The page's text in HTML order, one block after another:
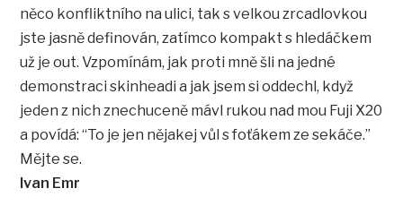
něco konfliktního na ulici, tak s velkou zrcadlovkou
jste jasně definován, zatímco kompakt s hledáčkem
už je out. Vzpomínám, jak proti mně šli na jedné
demonstraci skinheadi a jak jsem si oddechl, když
jeden z nich znechuceně mávl rukou nad mou Fuji X20
a povídá: “To je jen nějakej vůl s foťákem ze sekáče.”
Mějte se.
Ivan Emr